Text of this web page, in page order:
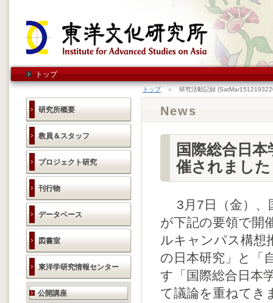
トップ
研究所概要
教員＆スタッフ
プロジェクト研究
刊行物
データベース
図書室
東洋学研究情報センター
研究活動のご案内
公開講座
トップ＞ 研究活動記録
News
国際総合日
催されました
3月7日（金）、
が下記の要領で開
ルキャンパス構想
の日本研究」と「
す「国際総合日本
て議論を重ねてき